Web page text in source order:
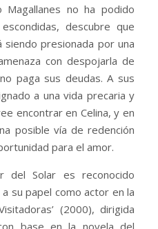
cuando él era un joven
de combatir a
campesina todavía menor
de toparse con él.
no ha podido
descubre que
presionada por una
con despojarla de
paga sus deudas. A sus
encontrar en Celina, y en
posible vía de redención
para el amor.